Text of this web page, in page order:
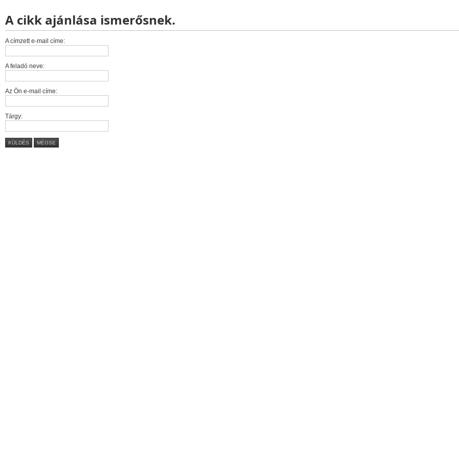
A cikk ajánlása ismerősnek.
A címzett e-mail címe:
A feladó neve:
Az Ön e-mail címe:
Tárgy:
KÜLDÉS MÉGSE